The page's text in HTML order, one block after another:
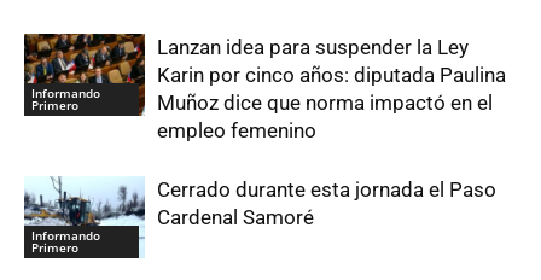
Informando
Primero
Lanzan idea para suspender la Ley
Karin por cinco años: diputada Paulina
Muñoz dice que norma impactó en el
empleo femenino
Informando
Primero
Cerrado durante esta jornada el Paso
Cardenal Samoré